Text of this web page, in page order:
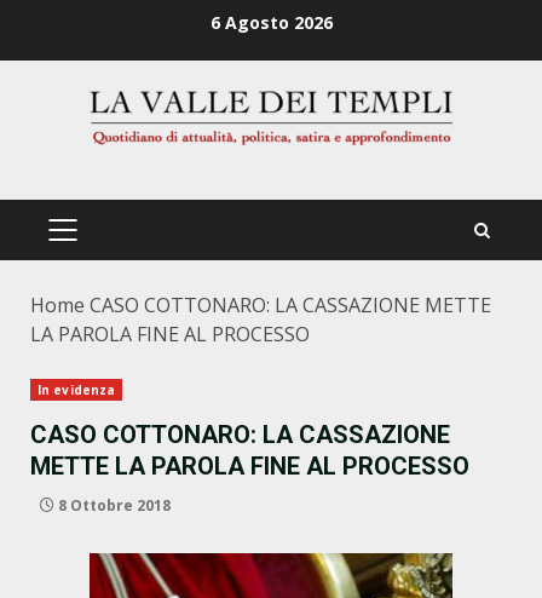
6 Agosto 2026
PRIMÄRES
Home CASO COTTONARO: LA CASSAZIONE METTE
LA PAROLA FINE AL PROCESSO
In evidenza
CASO COTTONARO: LA CASSAZIONE
METTE LA PAROLA FINE AL PROCESSO
8 Ottobre 2018